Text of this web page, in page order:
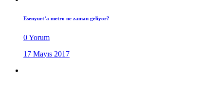
Esenyurt’a metro ne zaman geliyor?
0 Yorum
17 Mayıs 2017